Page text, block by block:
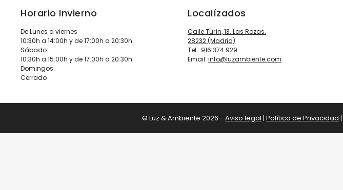
Horario Invierno
De Lunes a viernes
10:30h a 14:00h y de 17:00h a 20:30h
Sábado:
10:30h a 15:00h y de 17:00h a 20:30h
Domingos:
Cerrado
Localízados
Calle Turín, 13. Las Rozas.
28232 (Madrid)
Tel.: 916 374 929
Email: info@luzambiente.com
© Luz & Ambiente 2026 - Aviso legal | Política de Privacidad |